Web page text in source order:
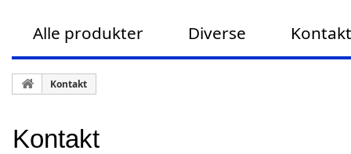
Alle produkter Diverse
Kontakt
Kontakt